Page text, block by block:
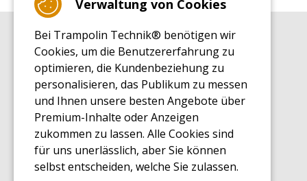
EINKAUFSRATGEBER
Einkaufsratgeber
MONTAGE RATGEBER
Montagehinweise für ein Freizeit Trampolin
PFLEGERATGEBER
Pflegeratgeber für Ihr Freizeit Trampolin
ENDECKUNGSTOUR
Was Sie über Freizeit Trampoline wissen sollten
EINKAUFSRATGEBER FÜR ERSATZTEILE
Verwaltung von Cookies
Bei Trampolin Technik® benötigen wir
Cookies, um die Benutzererfahrung zu
optimieren, die Kundenbeziehung zu
personalisieren, das Publikum zu messen
und Ihnen unsere besten Angebote über
Premium-Inhalte oder Anzeigen
zukommen zu lassen. Alle Cookies sind
für uns unerlässlich, aber Sie können
selbst entscheiden, welche Sie zulassen.